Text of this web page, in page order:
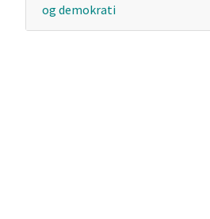
og demokrati